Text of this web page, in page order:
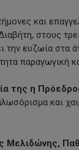
και
στους
την ευζωία
παραγωγική
της η
και
Μελιδώνης,